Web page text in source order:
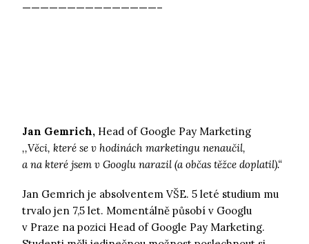
———————————————–
Jan Gemrich, Head of Google Pay Marketing
,,Věci, které se v hodinách marketingu nenaučil,
a na které jsem v Googlu narazil (a občas těžce doplatil).“
Jan Gemrich je absolventem VŠE. 5 leté studium mu
trvalo jen 7,5 let. Momentálně působí v Googlu
v Praze na pozici Head of Google Pay Marketing.